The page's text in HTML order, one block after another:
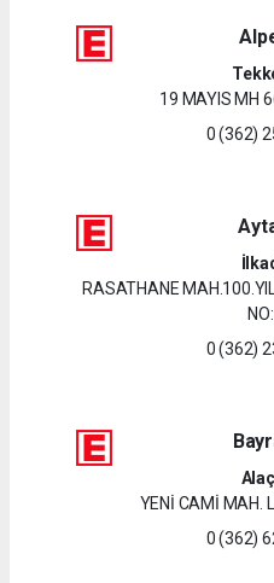
19 MAYIS MH
0 (362)
RASATHANE
0 (362)
YENİ CAMİ MAH.
0 (362)